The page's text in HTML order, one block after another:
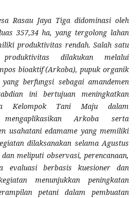
Rasau Jaya Tiga didominasi oleh
357,34 ha, yang tergolong lahan
produktivitas rendah. Salah satu
dilakukan melalui
bioaktif (Arkoba), pupuk organik
berfungsi sebagai amandemen
ini bertujuan meningkatkan
Kelompok Tani Maju dalam
Arkoba serta
usahatani edamame yang memiliki
dilaksanakan selama Agustus
meliputi observasi, perencanaan,
evaluasi berbasis kuesioner dan
menunjukkan peningkatan
petani dalam pembuatan